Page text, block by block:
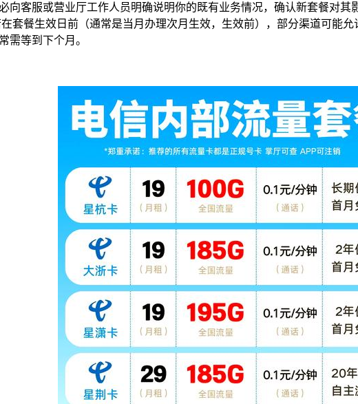
向客服或营业厅工作人员明确说明你的既有业务情况，确认新套餐对其
套餐生效日前（通常是当月办理次月生效，生效前），部分渠道可能
需等到下个月。